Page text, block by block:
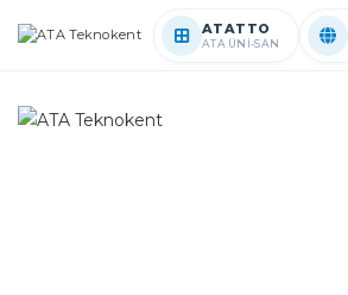
ATATTO
ATA ÜNİ-SAN